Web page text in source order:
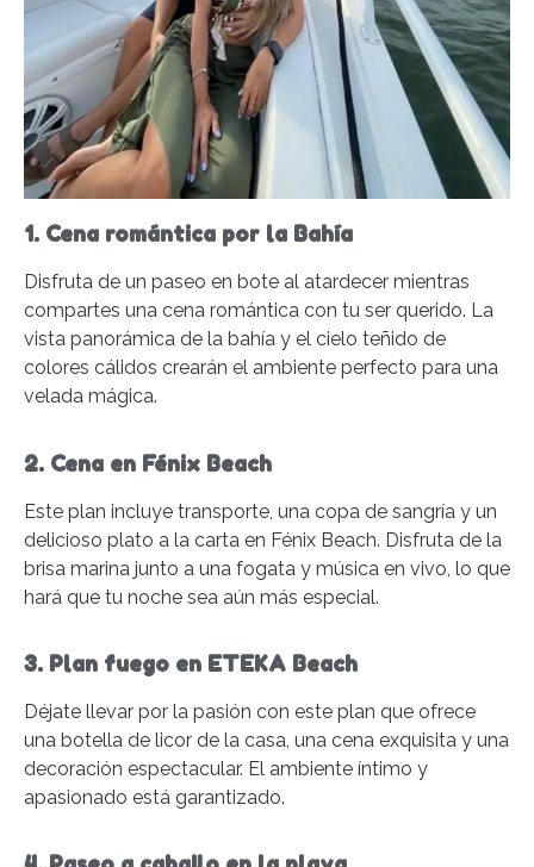
1. Cena romántica por la Bahía
Disfruta de un paseo en bote al atardecer mientras
compartes una cena romántica con tu ser querido. La
vista panorámica de la bahía y el cielo teñido de
colores cálidos crearán el ambiente perfecto para una
velada mágica.
2. Cena en Fénix Beach
Este plan incluye transporte, una copa de sangría y un
delicioso plato a la carta en Fénix Beach. Disfruta de la
brisa marina junto a una fogata y música en vivo, lo que
hará que tu noche sea aún más especial.
3. Plan fuego en ETEKA Beach
Déjate llevar por la pasión con este plan que ofrece
una botella de licor de la casa, una cena exquisita y una
decoración espectacular. El ambiente íntimo y
apasionado está garantizado.